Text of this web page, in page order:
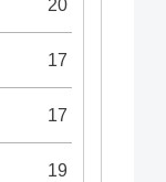
20
17
17
19